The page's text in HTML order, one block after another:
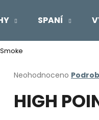
SPANÍ
Průměrné
produktu
je
Neohodnoceno
HIGH
HLEDAT